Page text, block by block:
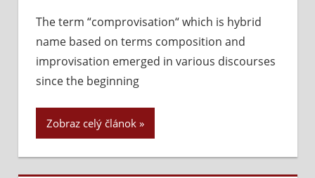
The term “comprovisation“ which is hybrid
name based on terms composition and
improvisation emerged in various discourses
since the beginning
Zobraz celý článok